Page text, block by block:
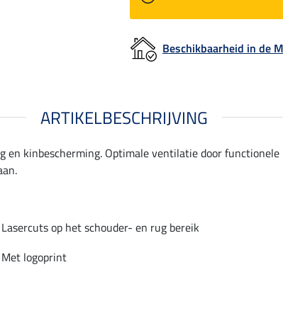
Beschikbaarheid in de
ARTIKELBESCHRIJVING
kinbescherming. Optimale ventilatie door
Lasercuts op het schouder- en rug bereik
Met logoprint